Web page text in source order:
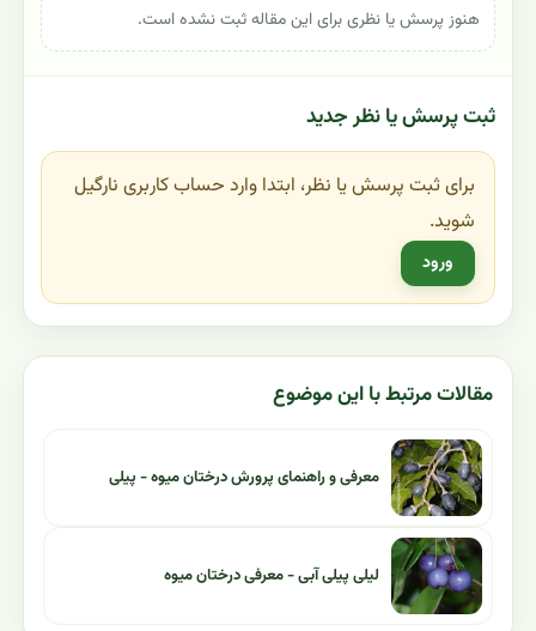
هنوز پرسش یا نظری برای این مقاله ثبت نشده است.
ثبت پرسش یا نظر جدید
برای ثبت پرسش یا نظر، ابتدا وارد حساب کاربری نارگیل
شوید.
ورود
مقالات مرتبط با این موضوع
معرفی و راهنمای پرورش درختان میوه - پیلی
لیلی پیلی آبی - معرفی درختان میوه